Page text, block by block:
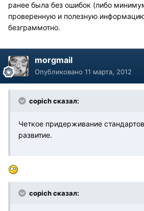
ранее была без ошибок (либо
проверенную и полезную
безграммотно.
morgmail
Опубликовано 11 марта, 2012
copich сказал:
Четкое придерживание
развитие.
copich сказал: